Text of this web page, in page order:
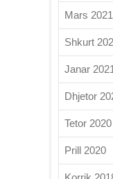
Mars 2021
Shkurt
Janar 2021
Dhjetor
Tetor 2020
Prill 2020